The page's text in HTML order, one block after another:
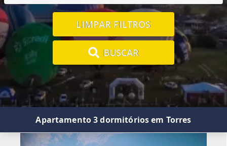
LIMPAR FILTROS
BUSCAR
Apartamento 3 dormitórios em Torres